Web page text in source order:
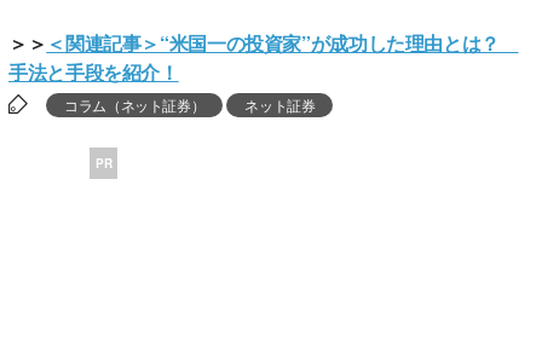
＞＞ ＜関連記事＞“米国一の投資家”が成功した理由とは？
手法と手段を紹介！
コラム（ネット証券） ネット証券
PR